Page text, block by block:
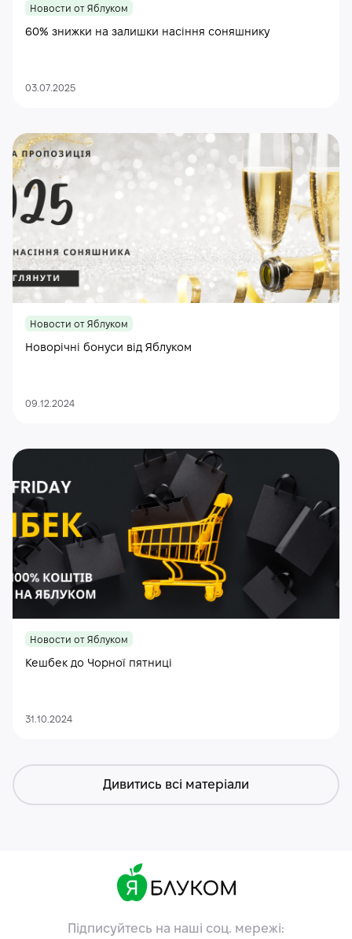
Новости от Яблуком
60% знижки на залишки насіння соняшнику
03.07.2025
Новости от Яблуком
Новорічні бонуси від Яблуком
09.12.2024
Новости от Яблуком
Кешбек до Чорної пятниці
31.10.2024
Дивитись всі матеріали
Підписуйтесь на наші соц. мережі: